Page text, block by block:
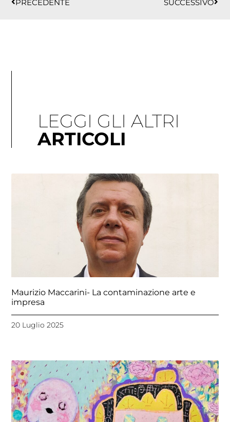
PRECEDENTE SUCCESSIVO
LEGGI GLI ALTRI
ARTICOLI
Maurizio Maccarini- La contaminazione arte e
impresa
20 Luglio 2025
Pagina
Pagina
Pagina
PaginaPagina